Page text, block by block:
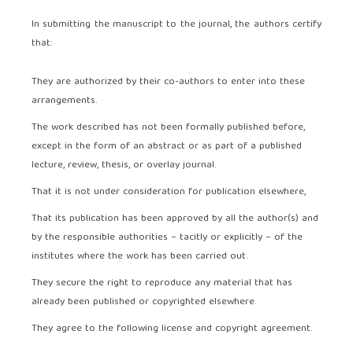
In submitting the manuscript to the journal, the authors certify
that:
They are authorized by their co-authors to enter into these
arrangements.
The work described has not been formally published before,
except in the form of an abstract or as part of a published
lecture, review, thesis, or overlay journal.
That it is not under consideration for publication elsewhere,
That its publication has been approved by all the author(s) and
by the responsible authorities – tacitly or explicitly – of the
institutes where the work has been carried out.
They secure the right to reproduce any material that has
already been published or copyrighted elsewhere.
They agree to the following license and copyright agreement.